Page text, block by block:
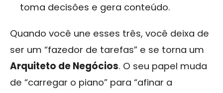
toma decisões e gera conteúdo.
Quando você une esses três, você deixa de
ser um “fazedor de tarefas” e se torna um
Arquiteto de Negócios. O seu papel muda
de “carregar o piano” para “afinar a